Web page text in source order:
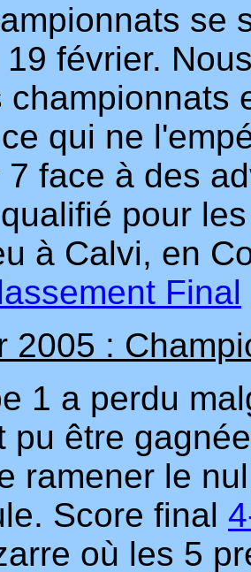
se
février.
championnats
qui ne
7 face à des
pour
à Calvi, en
Final
2005 :
1 a perdu
pu être
ramener le
Score final
où les 5